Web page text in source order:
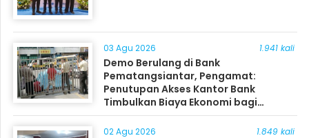
03 Agu 2026 1.941 kali
Demo Berulang di Bank
Pematangsiantar, Pengamat:
Penutupan Akses Kantor Bank
Timbulkan Biaya Ekonomi bagi
Masyarakat
02 Agu 2026 1.849 kali